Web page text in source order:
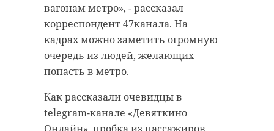
вагонам метро», - рассказал
корреспондент 47канала. На
кадрах можно заметить огромную
очередь из людей, желающих
попасть в метро.
Как рассказали очевидцы в
telegram-канале «Девяткино
Онлайн», пробка из пассажиров